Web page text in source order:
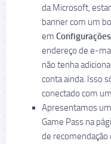
da Microsoft,
banner com um
em
endereço de e-
não tenha
conta ainda. Isso
conectado com
Apresentamos
Game Pass na
de recomendação